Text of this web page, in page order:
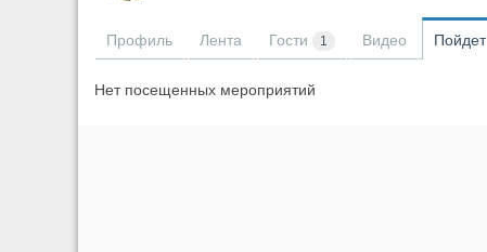
Профиль Лента Гости 1 Видео Пойдет
Нет посещенных мероприятий